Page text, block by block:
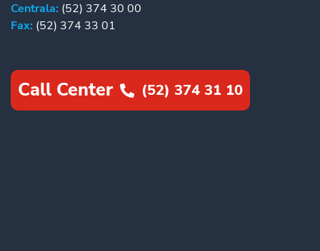
Centrala: (52) 374 30 00
Fax: (52) 374 33 01
Call Center (52) 374 31 10